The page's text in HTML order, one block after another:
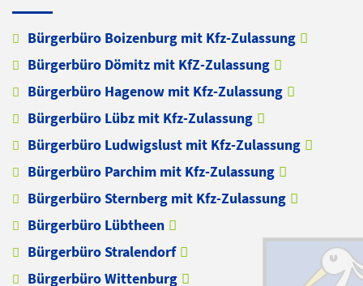
Bürgerbüro Boizenburg mit Kfz-Zulassung
Bürgerbüro Dömitz mit KfZ-Zulassung
Bürgerbüro Hagenow mit Kfz-Zulassung
Bürgerbüro Lübz mit Kfz-Zulassung
Bürgerbüro Ludwigslust mit Kfz-Zulassung
Bürgerbüro Parchim mit Kfz-Zulassung
Bürgerbüro Sternberg mit Kfz-Zulassung
Bürgerbüro Lübtheen
Bürgerbüro Stralendorf
Bürgerbüro Wittenburg